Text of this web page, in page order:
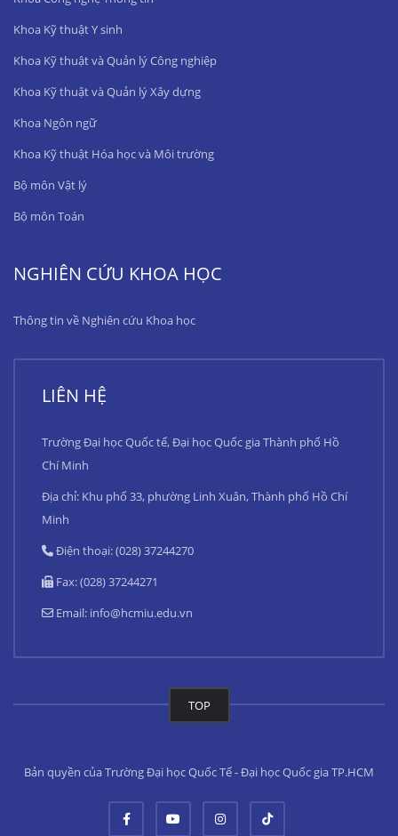
Khoa Kỹ thuật Y sinh
Khoa Kỹ thuật và Quản lý Công nghiệp
Khoa Kỹ thuật và Quản lý Xây dựng
Khoa Ngôn ngữ
Khoa Kỹ thuật Hóa học và Môi trường
Bộ môn Vật lý
Bộ môn Toán
NGHIÊN CỨU KHOA HỌC
Thông tin về Nghiên cứu Khoa học
LIÊN HỆ
Trường Đại học Quốc tế, Đại học Quốc gia Thành phố Hồ
Chí Minh
Địa chỉ: Khu phố 33, phường Linh Xuân, Thành phố Hồ Chí
Minh
Điện thoại: (028) 37244270
Fax: (028) 37244271
Email: info@hcmiu.edu.vn
TOP
Bản quyền của Trường Đại học Quốc Tế - Đại học Quốc gia TP.HCM